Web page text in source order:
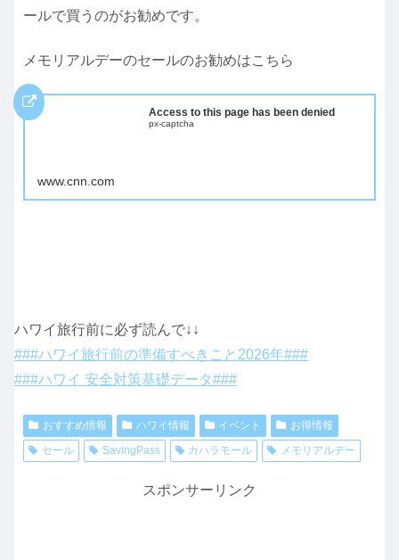
ールで買うのがお勧めです。
メモリアルデーのセールのお勧めはこちら
Access to this page has been denied
px-captcha
www.cnn.com
ハワイ旅行前に必ず読んで↓↓
###ハワイ旅行前の準備すべきこと2026年###
###ハワイ 安全対策基礎データ###
おすすめ情報 ハワイ情報 イベント
お得情報
セール
SavingPass カハラモール メモリアルデー
スポンサーリンク